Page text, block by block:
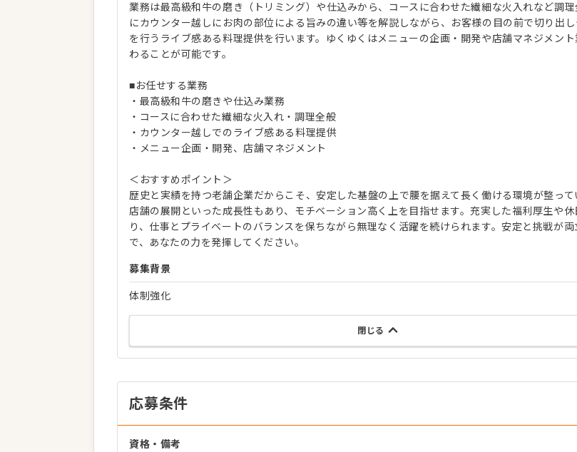
業務は最高級和牛の磨き（トリミング）や仕込みから、コースに合わせた繊細な火入れなど調理
にカウンター越しにお肉の部位による旨みの違い等を解説しながら、お客様の目の前で切り出
を行うライブ感ある料理提供を行います。ゆくゆくはメニューの企画・開発や店舗マネジメン
わることが可能です。
■お任せする業務
・最高級和牛の磨きや仕込み業務
・コースに合わせた繊細な火入れ・調理全般
・カウンター越しでのライブ感ある料理提供
・メニュー企画・開発、店舗マネジメント
＜おすすめポイント＞
歴史と実績を持つ老舗企業だからこそ、安定した基盤の上で腰を据えて長く働ける環境が整って
店舗の展開といった成長性もあり、モチベーション高く上を目指せます。充実した福利厚生や休
り、仕事とプライベートのバランスを保ちながら無理なく活躍を続けられます。安定と挑戦が両
で、あなたの力を発揮してください。
募集背景
体制強化
閉じる
応募条件
資格・備考